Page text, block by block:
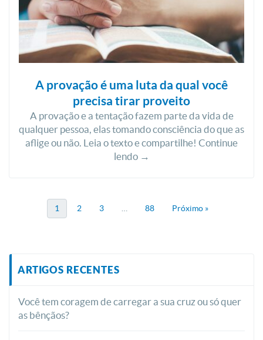
A provação é uma luta da qual você
precisa tirar proveito
A provação e a tentação fazem parte da vida de
qualquer pessoa, elas tomando consciência do que as
aflige ou não. Leia o texto e compartilhe! Continue
lendo →
1 2 3 88 Próximo »
ARTIGOS RECENTES
Você tem coragem de carregar a sua cruz ou só quer
as bênçãos?